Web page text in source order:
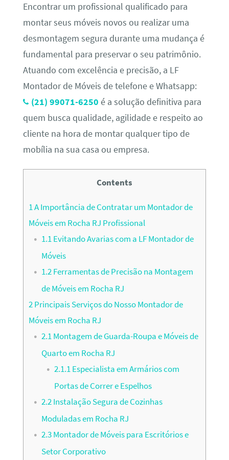
Encontrar um profissional qualificado para
montar seus móveis novos ou realizar uma
desmontagem segura durante uma mudança é
fundamental para preservar o seu patrimônio.
Atuando com excelência e precisão, a LF
Montador de Móveis de telefone e Whatsapp:
(21) 99071-6250 é a solução definitiva para
quem busca qualidade, agilidade e respeito ao
cliente na hora de montar qualquer tipo de
mobília na sua casa ou empresa.
Contents
1A Importância de Contratar um Montador de
Móveis em Rocha RJ Profissional
1.1Evitando Avarias com a LF Montador de
Móveis
1.2Ferramentas de Precisão na Montagem
de Móveis em Rocha RJ
2Principais Serviços do Nosso Montador de
Móveis em Rocha RJ
2.1Montagem de Guarda-Roupa e Móveis de
Quarto em Rocha RJ
2.1.1Especialista em Armários com
Portas de Correr e Espelhos
2.2Instalação Segura de Cozinhas
Moduladas em Rocha RJ
2.3Montador de Móveis para Escritórios e
Setor Corporativo